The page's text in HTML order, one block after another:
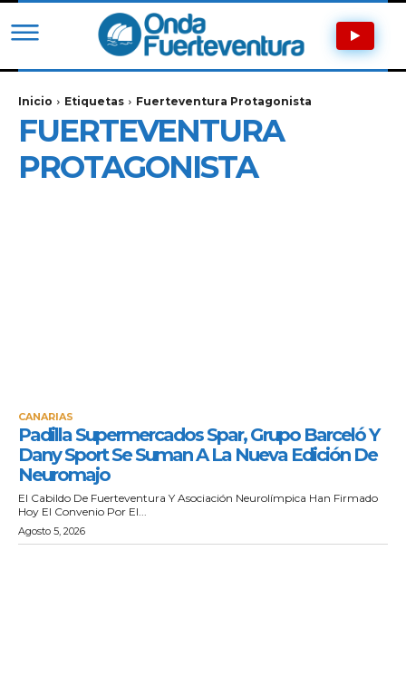
Inicio Etiquetas Fuerteventura Protagonista
FUERTEVENTURA
PROTAGONISTA
CANARIAS
Padilla Supermercados Spar, Grupo Barceló Y
Dany Sport Se Suman A La Nueva Edición De
Neuromajo
El Cabildo De Fuerteventura Y Asociación Neurolímpica Han Firmado
Hoy El Convenio Por El...
Agosto 5, 2026